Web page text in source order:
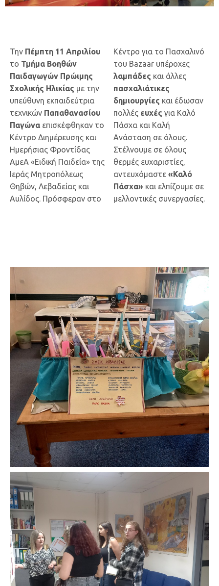
Την Πέμπτη 11 Απριλίου
το Τμήμα Βοηθών
Παιδαγωγών Πρώιμης
Σχολικής Ηλικίας με την
υπεύθυνη εκπαιδεύτρια
τεχνικών Παπαθανασίου
Παγώνα επισκέφθηκαν το
Κέντρο Διημέρευσης και
Ημερήσιας Φροντίδας
ΑμεΑ «Ειδική Παιδεία» της
Ιεράς Μητροπόλεως
Θηβών, Λεβαδείας και
Αυλίδος. Πρόσφεραν στο
Κέντρο για το Πασχαλινό
του Bazaar υπέροχες
λαμπάδες και άλλες
πασχαλιάτικες
δημιουργίες και έδωσαν
πολλές ευχές για Καλό
Πάσχα και Καλή
Ανάσταση σε όλους.
Στέλνουμε σε όλους
θερμές ευχαριστίες,
αντευχόμαστε «Καλό
Πάσχα» και ελπίζουμε σε
μελλοντικές συνεργασίες.